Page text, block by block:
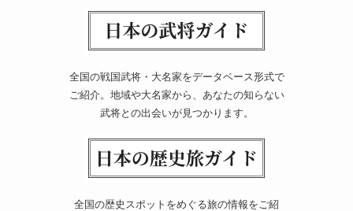
全国の戦国武将・大名家をデータベース形式で
ご紹介。地域や大名家から、あなたの知らない
武将との出会いが見つかります。
全国の歴史スポットをめぐる旅の情報をご紹